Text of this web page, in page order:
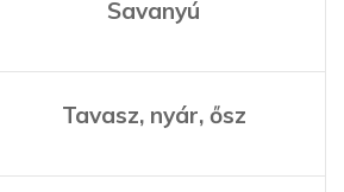
Savanyú
Tavasz, nyár, ősz